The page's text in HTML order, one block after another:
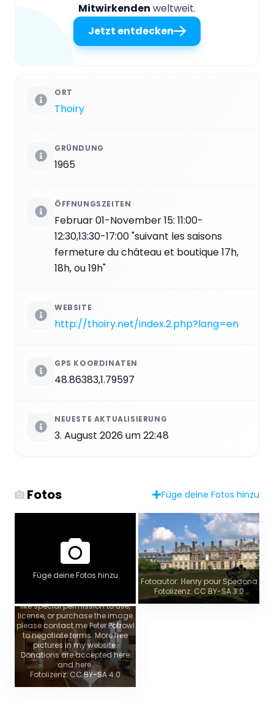
Mitwirkenden weltweit.
Jetzt entdecken
ORT
Thoiry
GRÜNDUNG
1965
ÖFFNUNGSZEITEN
Februar 01-November 15: 11:00-
12:30,13:30-17:00 "suivant les saisons
fermeture du château et boutique 17h,
18h, ou 19h"
WEBSITE
http://thoiry.net/index.2.php?lang=en
GPS KOORDINATEN
48.86383,1.79597
NEUESTE AKTUALISIERUNG
3. August 2026 um 22:48
Fotos Füge deine Fotos hinzu
Füge deine Fotos hinzu
Fotoautor: ℍenry pour Spedona
Fotolizenz: CC BY-SA 3.0
made by Peter Potrowl. Please
credit this with : © Peter Potrowl
appreciated but isn't
mandatory. An email to Peter
Potrowl would be appreciated
too. Do not copy this image
illegally by ignoring the terms of
like special permission to use,
license, or purchase the image
please contact me Peter Potrowl
to negotiate terms. More free
pictures in my website.
Donations are accepted here
and here.
Fotolizenz: CC BY-SA 4.0